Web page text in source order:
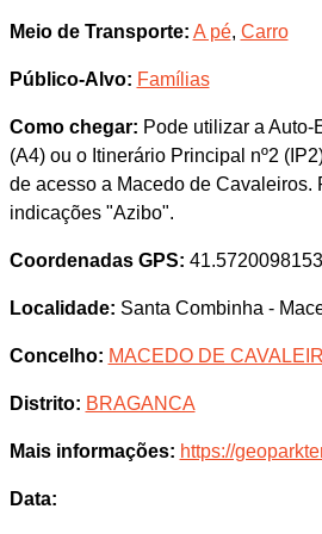
Meio de Transporte: A pé, Carro
Público-Alvo: Famílias
Como chegar: Pode utilizar a Auto-
(A4) ou o Itinerário Principal nº2
de acesso a Macedo de Cavaleiros.
indicações "Azibo".
Coordenadas GPS:
Localidade: Santa Combinha -
Concelho: MACEDO DE
Distrito: BRAGANCA
Mais informações: https://
Data: